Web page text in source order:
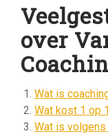
over
Wat is
Wat kost 1 op
Wat is